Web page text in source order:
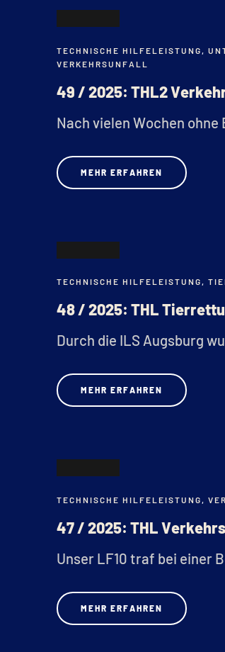
17
TECHNISCHE HILFELEISTUNG ,
VERKEHRSUNFALL
49 / 2025: THL2
Nach vielen Wochen
MEHR ERFAHREN
07
TECHNISCHE HILFELEISTUNG ,
48 / 2025: THL
Durch die ILS Augsburg
MEHR ERFAHREN
20
TECHNISCHE HILFELEISTUNG
47 / 2025: THL
Unser LF10 traf bei einer
MEHR ERFAHREN